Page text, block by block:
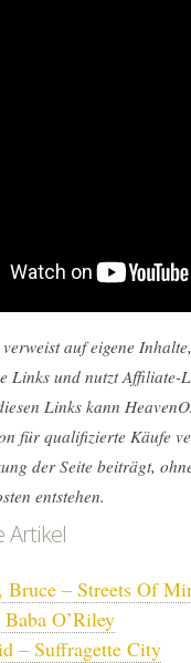
auf eigene
Links und nutzt Affiliate-
Links kann
für qualifizierte Käufe
der Seite beiträgt,
entstehen.
Artikel
Bruce – Streets Of
O’Riley
– Suffragette City